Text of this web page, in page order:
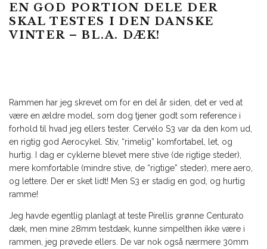
EN GOD PORTION DELE DER
SKAL TESTES I DEN DANSKE
VINTER – BL.A. DÆK!
Rammen har jeg skrevet om for en del år siden, det er ved at
være en ældre model, som dog tjener godt som reference i
forhold til hvad jeg ellers tester. Cervélo S3 var da den kom ud,
en rigtig god Aerocykel. Stiv, “rimelig” komfortabel, let, og
hurtig. I dag er cyklerne blevet mere stive (de rigtige steder),
mere komfortable (mindre stive, de “rigtige” steder), mere aero,
og lettere. Der er sket lidt! Men S3 er stadig en god, og hurtig
ramme!
Jeg havde egentlig planlagt at teste Pirellis grønne Centurato
dæk, men mine 28mm testdæk, kunne simpelthen ikke være i
rammen, jeg prøvede ellers. De var nok også nærmere 30mm